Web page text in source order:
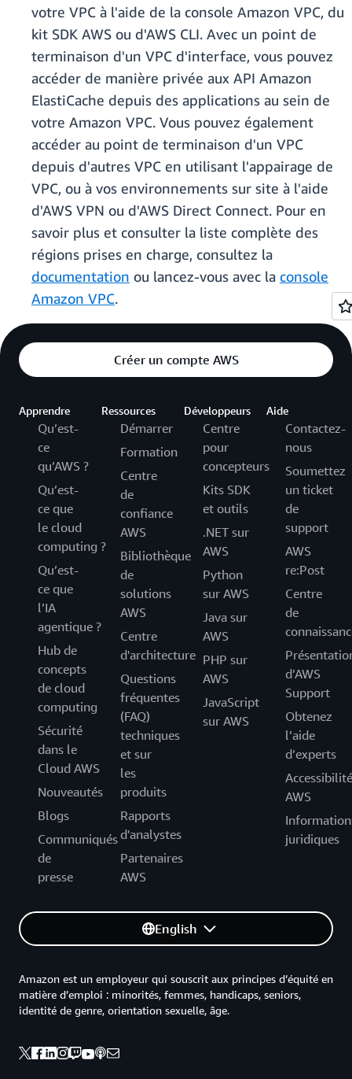
votre VPC à l'aide de la console Amazon VPC, du
kit SDK AWS ou d'AWS CLI. Avec un point de
terminaison d'un VPC d'interface, vous pouvez
accéder de manière privée aux API Amazon
ElastiCache depuis des applications au sein de
votre Amazon VPC. Vous pouvez également
accéder au point de terminaison d'un VPC
depuis d'autres VPC en utilisant l'appairage de
VPC, ou à vos environnements sur site à l'aide
d'AWS VPN ou d'AWS Direct Connect. Pour en
savoir plus et consulter la liste complète des
régions prises en charge, consultez la
documentation ou lancez-vous avec la console
Amazon VPC.
Créer un compte AWS
Apprendre
Qu’est-
ce
qu’AWS ?
Qu’est-
ce que
le cloud
computing ?
Qu’est-
ce que
l’IA
agentique ?
Hub de
concepts
de cloud
computing
Sécurité
dans le
Cloud AWS
Nouveautés
Blogs
Communiqués
de
presse
Ressources
Démarrer
Formation
Centre
de
confiance
AWS
Bibliothèque
de
solutions
AWS
Centre
d'architecture
Questions
fréquentes
(FAQ)
techniques
et sur
les
produits
Rapports
d'analystes
Partenaires
AWS
Développeurs
Centre
pour
concepteurs
Kits SDK
et outils
.NET sur
AWS
Python
sur AWS
Java sur
AWS
PHP sur
AWS
JavaScript
sur AWS
Aide
Contactez-
nous
Soumettez
un ticket
de
support
AWS
re:Post
Centre
de
d’AWS
Support
Obtenez
l’aide
d’experts
Accessibilité
AWS
juridiques
English
Amazon est un employeur qui souscrit aux principes d’équité en
matière d’emploi : minorités, femmes, handicaps, seniors,
identité de genre, orientation sexuelle, âge.